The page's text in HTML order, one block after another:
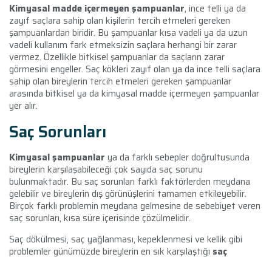
Kimyasal madde içermeyen şampuanlar, ince telli ya da
zayıf saçlara sahip olan kişilerin tercih etmeleri gereken
şampuanlardan biridir. Bu şampuanlar kısa vadeli ya da uzun
vadeli kullanım fark etmeksizin saçlara herhangi bir zarar
vermez. Özellikle bitkisel şampuanlar da saçların zarar
görmesini engeller. Saç kökleri zayıf olan ya da ince telli saçlara
sahip olan bireylerin tercih etmeleri gereken şampuanlar
arasında bitkisel ya da kimyasal madde içermeyen şampuanlar
yer alır.
Saç Sorunları
Kimyasal şampuanlar ya da farklı sebepler doğrultusunda
bireylerin karşılaşabileceği çok sayıda saç sorunu
bulunmaktadır. Bu saç sorunları farklı faktörlerden meydana
gelebilir ve bireylerin dış görünüşlerini tamamen etkileyebilir.
Birçok farklı problemin meydana gelmesine de sebebiyet veren
saç sorunları, kısa süre içerisinde çözülmelidir.
Saç dökülmesi, saç yağlanması, kepeklenmesi ve kellik gibi
problemler günümüzde bireylerin en sık karşılaştığı saç